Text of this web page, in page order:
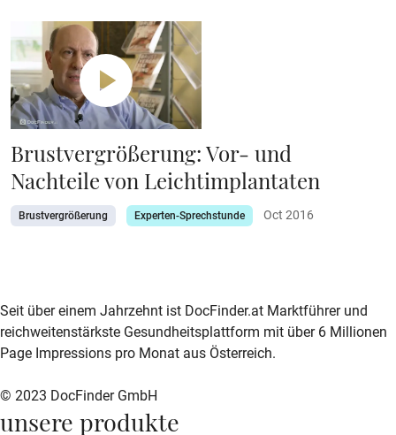
Brustvergrößerung: Vor- und
Nachteile von Leichtimplantaten
Brustvergrößerung Experten-Sprechstunde Oct 2016
zur DocFinder-Startseite
logo icon
Seit über einem Jahrzehnt ist DocFinder.at Marktführer und
reichweitenstärkste Gesundheitsplattform mit über 6 Millionen
Page Impressions pro Monat aus Österreich.
© 2023 DocFinder GmbH
unsere produkte